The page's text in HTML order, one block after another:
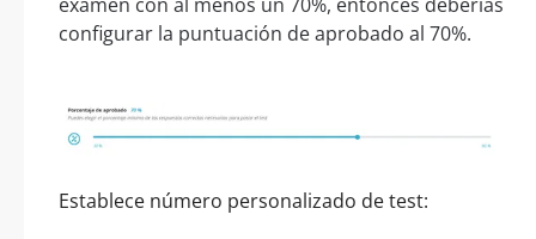
configurar la puntuación de aprobado al 70%.
Establece número personalizado de test: